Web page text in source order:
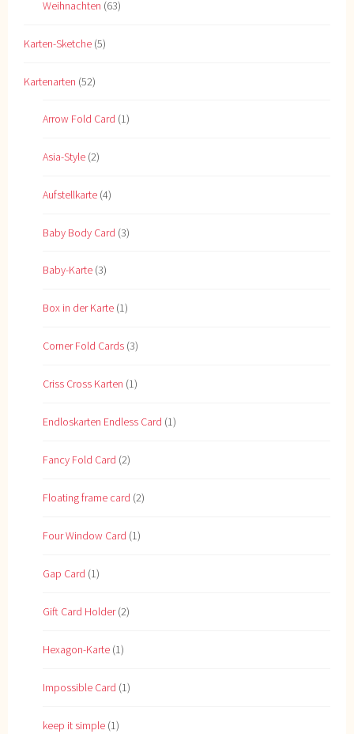
Weihnachten (63)
Karten-Sketche (5)
Kartenarten (52)
Arrow Fold Card (1)
Asia-Style (2)
Aufstellkarte (4)
Baby Body Card (3)
Baby-Karte (3)
Box in der Karte (1)
Corner Fold Cards (3)
Criss Cross Karten (1)
Endloskarten Endless Card (1)
Fancy Fold Card (2)
Floating frame card (2)
Four Window Card (1)
Gap Card (1)
Gift Card Holder(2)
Hexagon-Karte (1)
Impossible Card (1)
keep it simple (1)